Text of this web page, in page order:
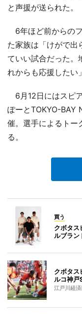
と声援が送られた。
6年ほど前からの
た家族は「けがで出
ていい試合だった。
れからも応援したい
6月12日にはスピ
ぽーとTOKYO-BAY
催。選手によるトー
る。
買う
クボタス
ルブラン
クボタス
ルコ神戸
江戸川経済